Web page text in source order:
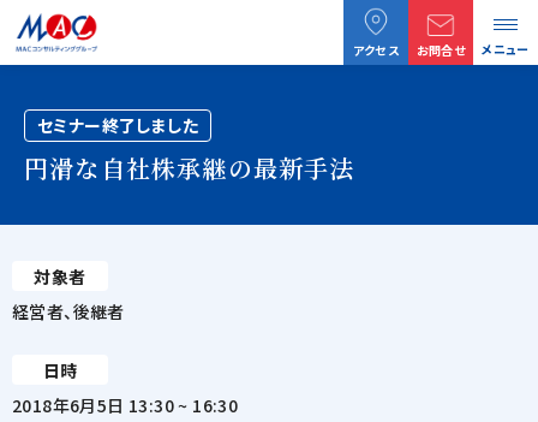
アクセス お問合せ メニュー
セミナー終了しました
円滑な自社株承継の最新手法
対象者
経営者、後継者
日時
2018年6月5日 13:30 ~ 16:30